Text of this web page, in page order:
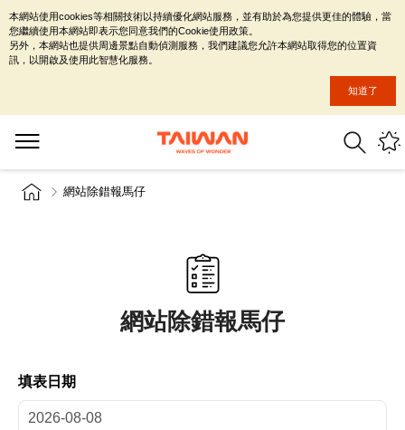
網站除錯報馬仔
網站除錯報馬仔
填表日期
本網站使用cookies等相關技術以持續優化網站服務，並有助於為您提供更佳的體驗，當
您繼續使用本網站即表示您同意我們的Cookie使用政策。
另外，本網站也提供周邊景點自動偵測服務，我們建議您允許本網站取得您的位置資
訊，以開啟及使用此智慧化服務。
知道了